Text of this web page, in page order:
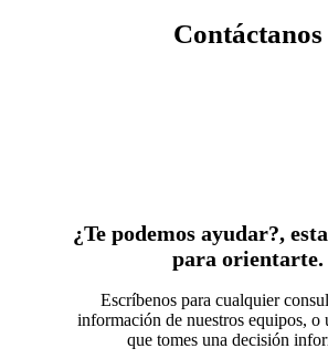
Contáctanos
¿Te podemos ayudar?,
para orientarte.
Escríbenos para cualquier
información de nuestros equipos, o
que tomes una decisión